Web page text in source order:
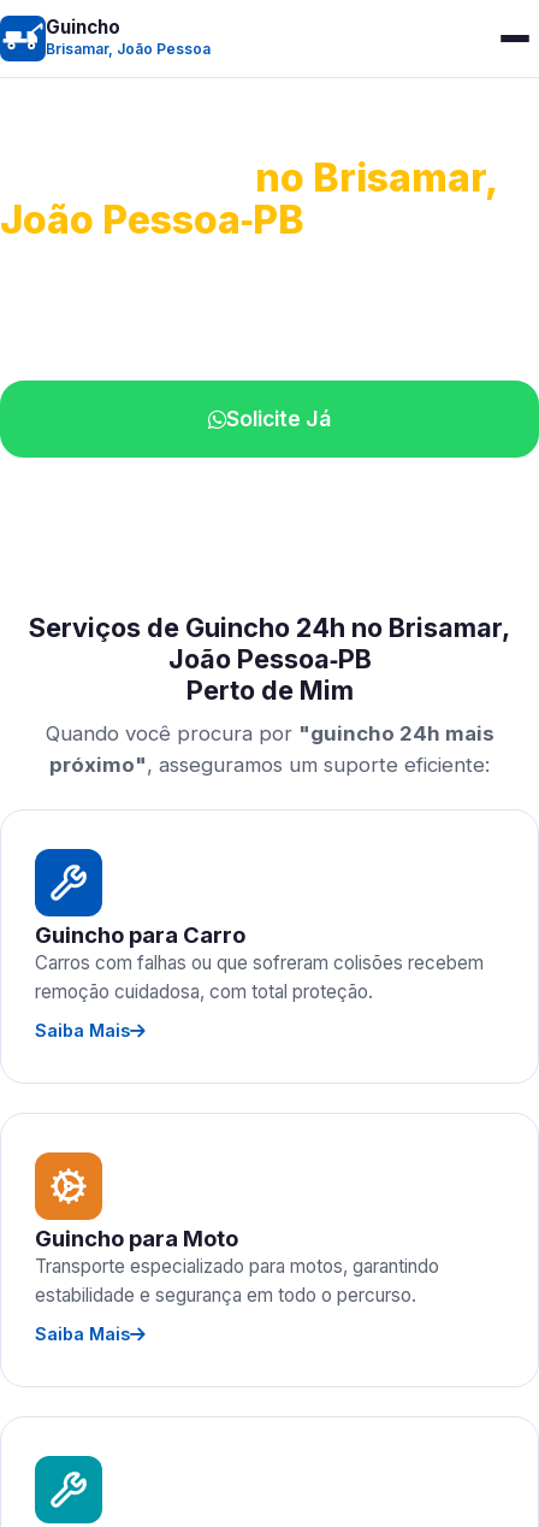
Guincho
Brisamar, João Pessoa
no Brisamar,
João Pessoa‑PB
Solicite Já
Serviços de Guincho 24h no Brisamar,
João Pessoa‑PB
Perto de Mim
Quando você procura por "guincho 24h mais
próximo", asseguramos um suporte eficiente:
Guincho para Carro
Carros com falhas ou que sofreram colisões recebem
remoção cuidadosa, com total proteção.
Saiba Mais
Guincho para Moto
Transporte especializado para motos, garantindo
estabilidade e segurança em todo o percurso.
Saiba Mais